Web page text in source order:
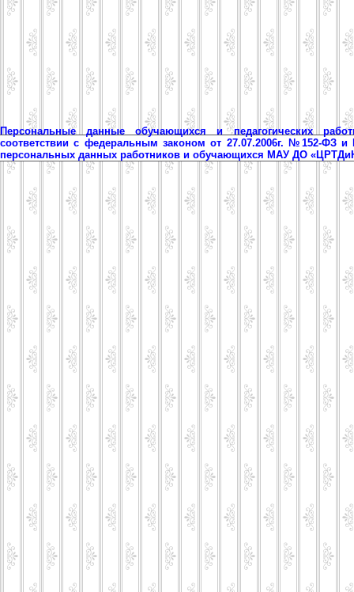
Персональные данные обучающихся и педагогических
соответствии с федеральным законом от 27.07.2006г. №152-ФЗ
персональных данных работников и обучающихся МАУ ДО